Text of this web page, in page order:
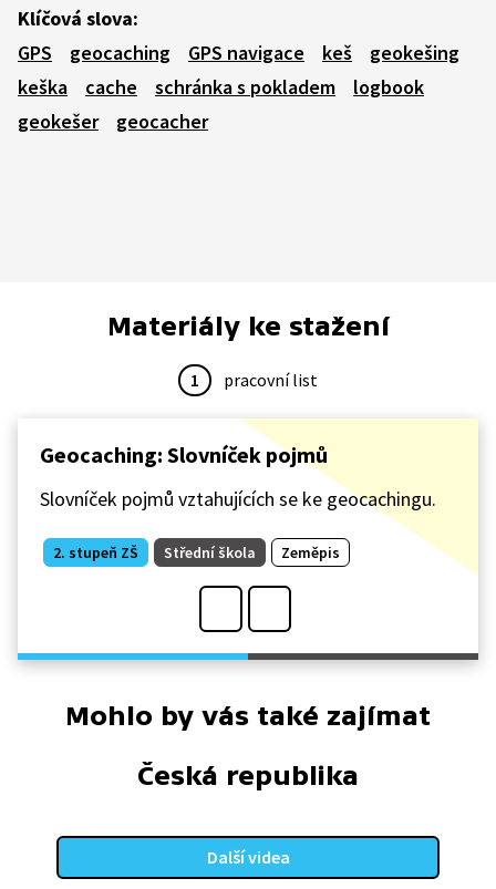
Klíčová slova:
GPS
geocaching GPS navigace keš
geokešing
keška
cache schránka s pokladem
logbook
geokešer
geocacher
Materiály ke stažení
1 pracovní list
Geocaching: Slovníček pojmů
Slovníček pojmů vztahujících se ke geocachingu.
2. stupeň ZŠ Střední škola Zeměpis
Mohlo by vás také zajímat
Česká republika
Další videa